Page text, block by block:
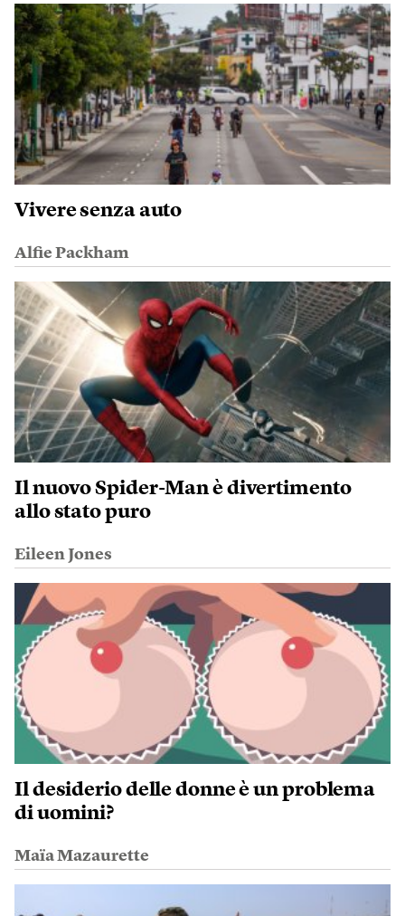
Vivere senza auto
Alfie Packham
Il nuovo Spider-Man è divertimento
allo stato puro
Eileen Jones
Il desiderio delle donne è un problema
di uomini?
Maïa Mazaurette